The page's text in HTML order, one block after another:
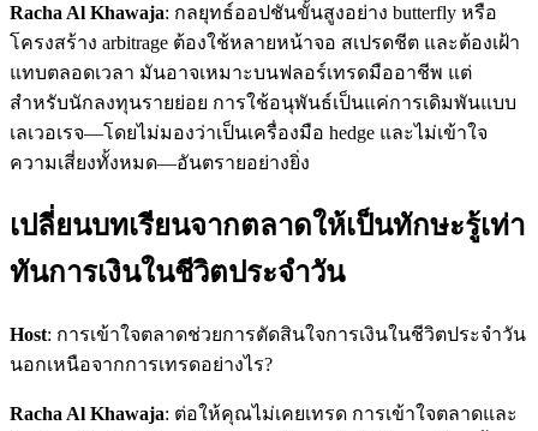
Racha Al Khawaja: กลยุทธ์ออปชันขั้นสูงอย่าง butterfly หรือ
โครงสร้าง arbitrage ต้องใช้หลายหน้าจอ สเปรดชีต และต้องเฝ้า
แทบตลอดเวลา มันอาจเหมาะบนฟลอร์เทรดมืออาชีพ แต่
สำหรับนักลงทุนรายย่อย การใช้อนุพันธ์เป็นแค่การเดิมพันแบบ
เลเวอเรจ—โดยไม่มองว่าเป็นเครื่องมือ hedge และไม่เข้าใจ
ความเสี่ยงทั้งหมด—อันตรายอย่างยิ่ง
เปลี่ยนบทเรียนจากตลาดให้เป็นทักษะรู้เท่า
ทันการเงินในชีวิตประจำวัน
Host: การเข้าใจตลาดช่วยการตัดสินใจการเงินในชีวิตประจำวัน
นอกเหนือจากการเทรดอย่างไร?
Racha Al Khawaja: ต่อให้คุณไม่เคยเทรด การเข้าใจตลาดและ